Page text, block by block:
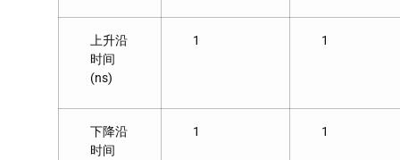
上升沿
时间
(ns)
1 1
下降沿
时间
1 1